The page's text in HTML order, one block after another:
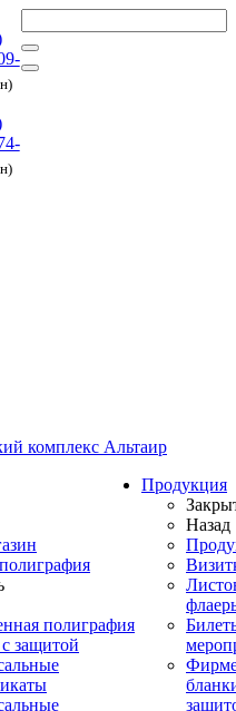
полиграфия
защитой
Продукция
Назад